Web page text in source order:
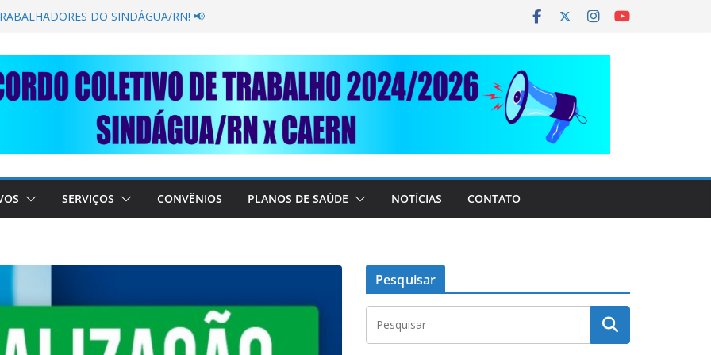
SECAR SUA TORNEIRA: UNIDOS
em importante debate com o Ministro
A SABESP! 🚨
AJUDE O NOSSO
RAIMUNDO DA CAERN!
SERVIÇOS CONVÊNIOS PLANOS DE SAÚDE NOTÍCIAS CONTATO
Pesquisar